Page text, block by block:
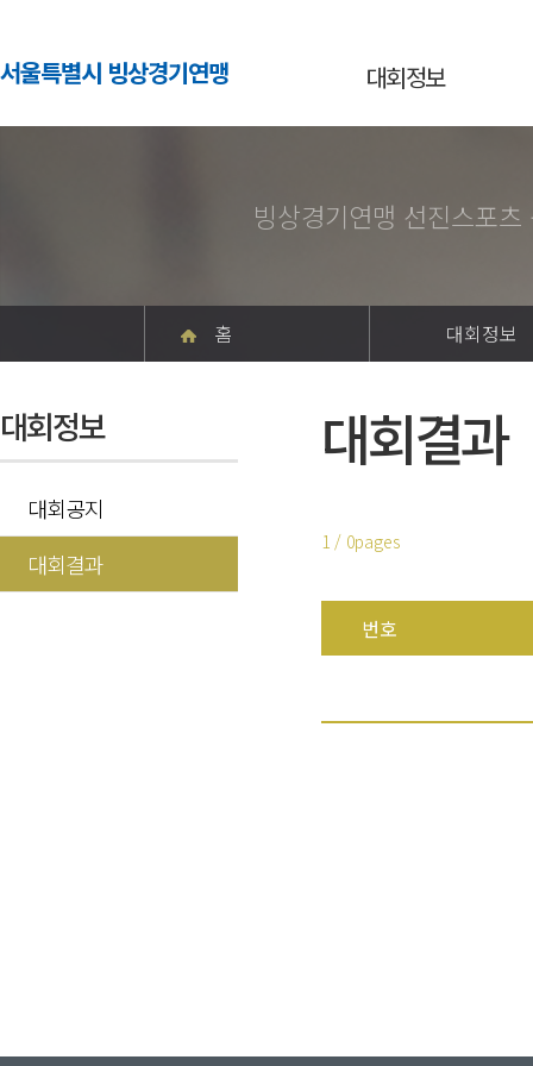
서울특별시 빙상경기연맹 대회정보
빙상경기연맹 선진스포
홈 대회정보
대회정보
대회공지
대회결과
대회결과
1 / 0pages
번호